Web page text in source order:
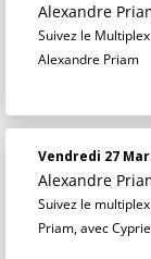
Alexandre
Suivez le
Alexandre Priam
Vendredi 27
Alexandre
Suivez le
Priam, avec